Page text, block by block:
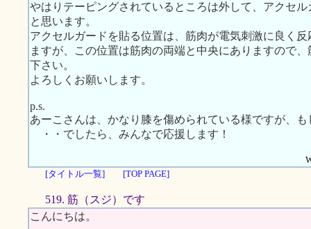
やはりテーピングされているところは外して、アクセ
と思います。
アクセルガードを貼る位置は、筋肉が電気刺激に良く
ますが、この位置は筋肉の両端と中央にありますので
下さい。
よろしくお願いします。
p.s.
あーこさんは、かなり膝を傷められている様ですが、
・・でしたら、みんなで応援します！
[タイトル一覧]
[TOP PAGE]
519. 筋（スジ）です
こんにちは。